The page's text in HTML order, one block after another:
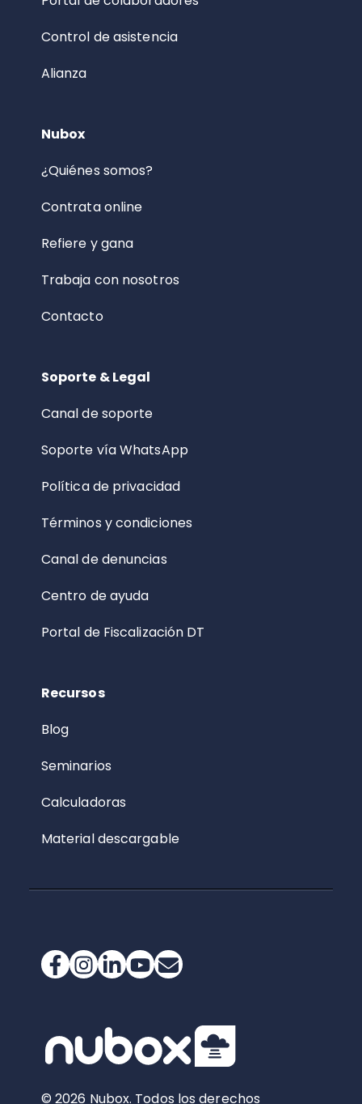
Control de asistencia
Alianza
Nubox
¿Quiénes somos?
Contrata online
Refiere y gana
Trabaja con nosotros
Contacto
Soporte & Legal
Canal de soporte
Soporte vía WhatsApp
Política de privacidad
Términos y condiciones
Canal de denuncias
Centro de ayuda
Portal de Fiscalización DT
Recursos
Blog
Seminarios
Calculadoras
Material descargable
© 2026 Nubox. Todos los derechos